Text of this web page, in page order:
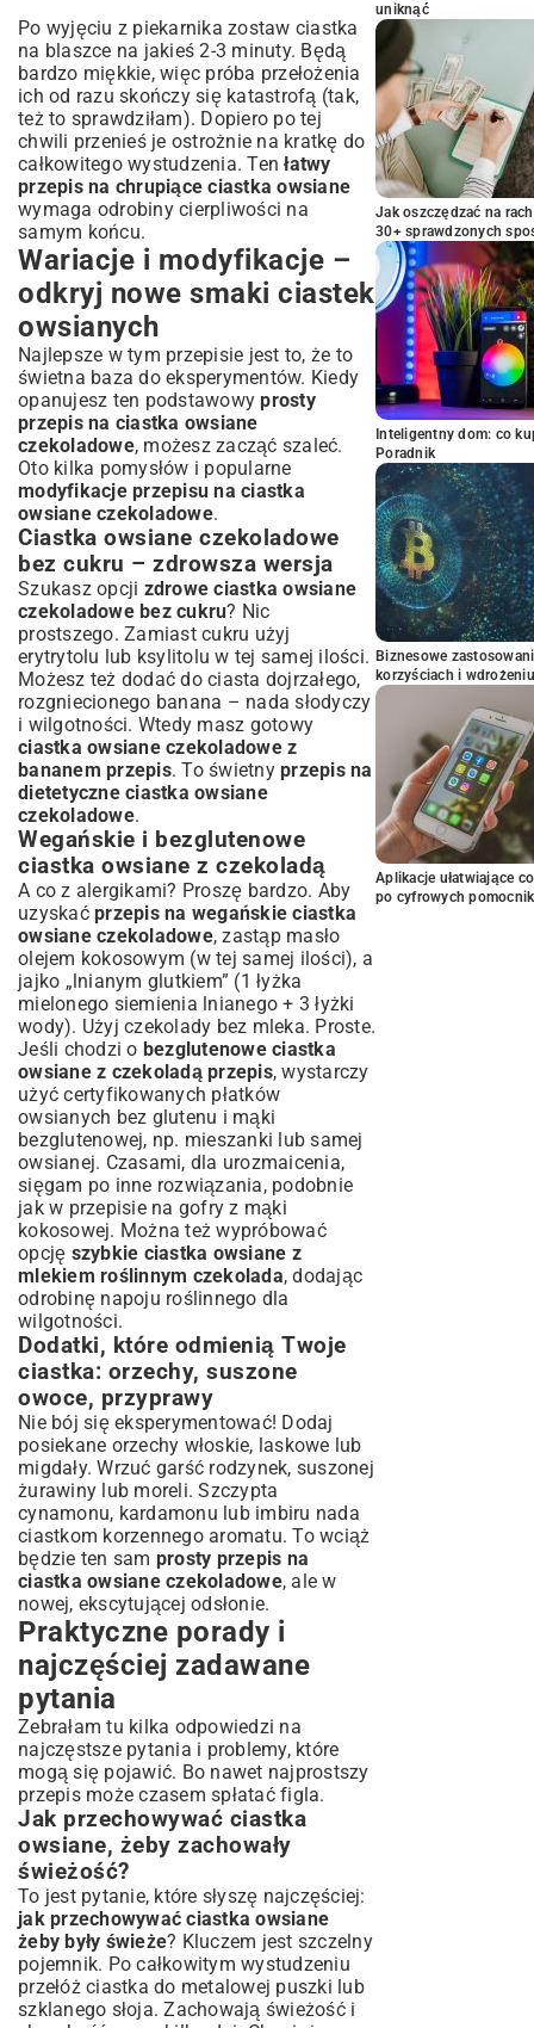
Po wyjęciu z piekarnika zostaw ciastka
na blaszce na jakieś 2-3 minuty. Będą
bardzo miękkie, więc próba przełożenia
ich od razu skończy się katastrofą (tak,
też to sprawdziłam). Dopiero po tej
chwili przenieś je ostrożnie na kratkę do
całkowitego wystudzenia. Tenłatwy
przepis na chrupiące ciastka owsiane
wymaga odrobiny cierpliwości na
samym końcu.
Wariacje i modyfikacje –
odkryj nowe smaki ciastek
owsianych
Najlepsze w tym przepisie jest to, że to
świetna baza do eksperymentów. Kiedy
opanujesz ten podstawowyprosty
przepis na ciastka owsiane
czekoladowe, możesz zacząć szaleć.
Oto kilka pomysłów i popularne
modyfikacje przepisu na ciastka
owsiane czekoladowe.
Ciastka owsiane czekoladowe
bez cukru – zdrowsza wersja
Szukasz opcji zdrowe ciastka owsiane
czekoladowe bez cukru? Nic
prostszego. Zamiast cukru użyj
erytrytolu lub ksylitolu w tej samej ilości.
Możesz też dodać do ciasta dojrzałego,
rozgniecionego banana – nada słodyczy
i wilgotności. Wtedy masz gotowy
ciastka owsiane czekoladowe z
bananem przepis. To świetny przepis na
dietetyczne ciastka owsiane
czekoladowe.
Wegańskie i bezglutenowe
ciastka owsiane z czekoladą
A co z alergikami? Proszę bardzo. Aby
uzyskać przepis na wegańskie ciastka
owsiane czekoladowe, zastąp masło
olejem kokosowym (w tej samej ilości), a
jajko „lnianym glutkiem” (1 łyżka
mielonego siemienia lnianego + 3 łyżki
wody). Użyj czekolady bez mleka. Proste.
Jeśli chodzi o bezglutenowe ciastka
owsiane z czekoladą przepis, wystarczy
użyć certyfikowanych płatków
owsianych bez glutenu i mąki
bezglutenowej, np. mieszanki lub samej
owsianej. Czasami, dla urozmaicenia,
sięgam po inne rozwiązania, podobnie
jak w przepisie na gofry z mąki
kokosowej. Można też wypróbować
opcję szybkie ciastka owsiane z
mlekiem roślinnym czekolada, dodając
odrobinę napoju roślinnego dla
wilgotności.
Dodatki, które odmienią Twoje
ciastka: orzechy, suszone
owoce, przyprawy
Nie bój się eksperymentować! Dodaj
posiekane orzechy włoskie, laskowe lub
migdały. Wrzuć garść rodzynek, suszonej
żurawiny lub moreli. Szczypta
cynamonu, kardamonu lub imbiru nada
ciastkom korzennego aromatu. To wciąż
będzie ten sam prosty przepis na
ciastka owsiane czekoladowe, ale w
nowej, ekscytującej odsłonie.
Praktyczne porady i
najczęściej zadawane
pytania
Zebrałam tu kilka odpowiedzi na
najczęstsze pytania i problemy, które
mogą się pojawić. Bo nawet najprostszy
przepis może czasem spłatać figla.
Jak przechowywać ciastka
owsiane, żeby zachowały
świeżość?
To jest pytanie, które słyszę najczęściej:
jak przechowywać ciastka owsiane
żeby były świeże? Kluczem jest szczelny
pojemnik. Po całkowitym wystudzeniu
przełóż ciastka do metalowej puszki lub
szklanego słoja. Zachowają świeżość i
uniknąć
Jak oszczędzać na
30+ sprawdzonych
Inteligentny dom: co
Poradnik
Biznesowe
korzyściach i wdrożeniu
Aplikacje ułatwiające
po cyfrowych